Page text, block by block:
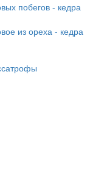
побегов - кедра
из ореха - кедра